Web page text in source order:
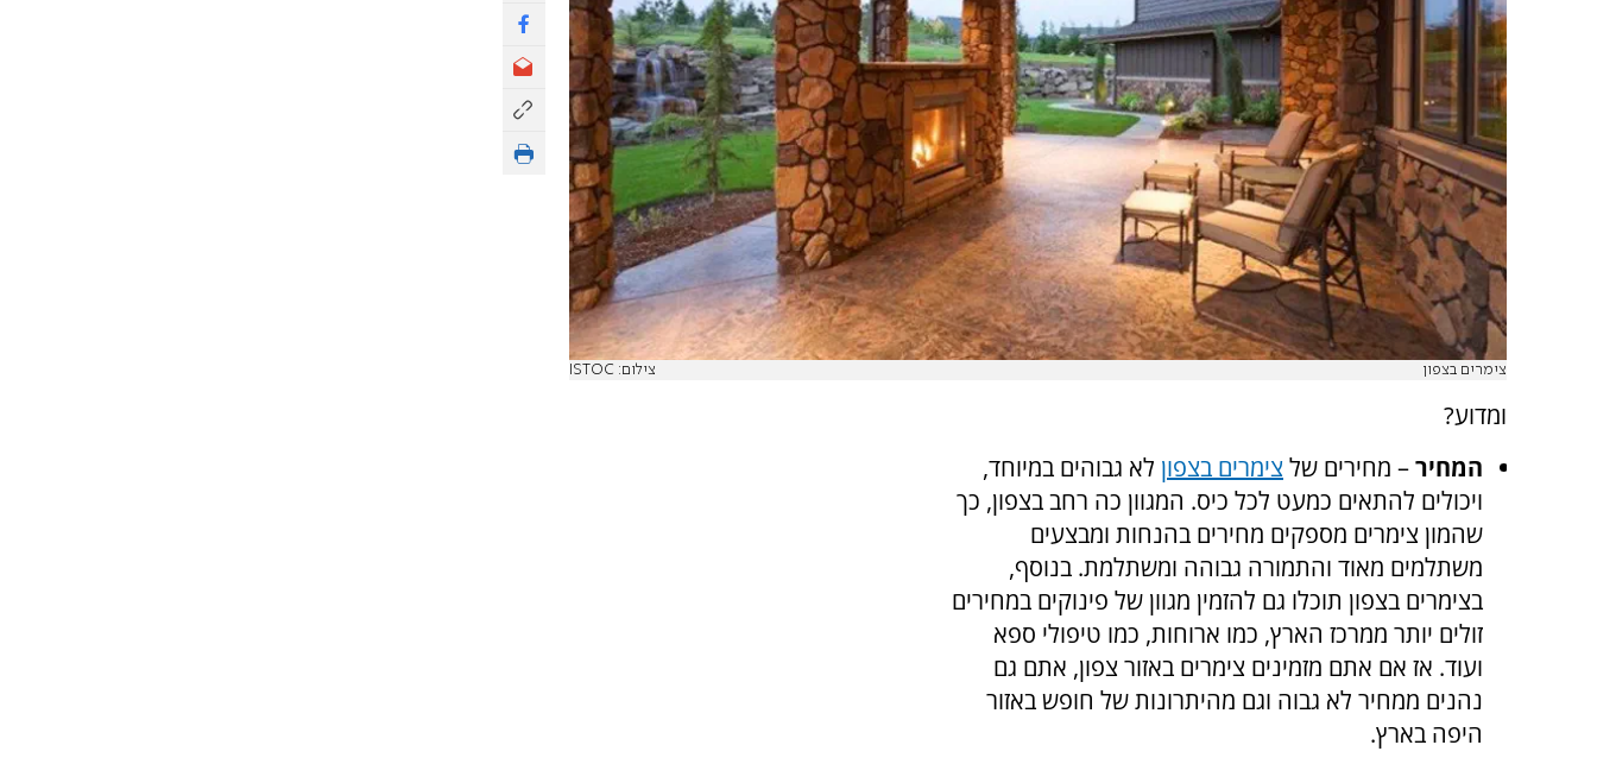
צימרים בצפון צילום: ISTOC
ומדוע?
המחיר– מחירים שלצימרים בצפון לא גבוהים במיוחד,
ויכולים להתאים כמעט לכל כיס. המגוון כה רחב בצפון, כך
שהמון צימרים מספקים מחירים בהנחות ומבצעים
משתלמים מאוד והתמורה גבוהה ומשתלמת. בנוסף,
בצימרים בצפון תוכלו גם להזמין מגוון של פינוקים במחירים
זולים יותר ממרכז הארץ, כמו ארוחות, כמו טיפולי ספא
ועוד. אז אם אתם מזמינים צימרים באזור צפון, אתם גם
נהנים ממחיר לא גבוה וגם מהיתרונות של חופש באזור
היפה בארץ.